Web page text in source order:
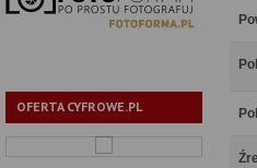
OFERTA CYFROWE.PL